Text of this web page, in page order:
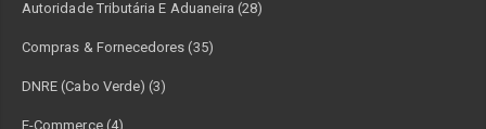
Autoridade Tributária E Aduaneira (28)
Compras & Fornecedores (35)
DNRE (Cabo Verde) (3)
E-Commerce (4)